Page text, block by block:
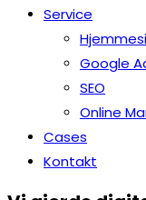
Service
Google
SEO
Online
Cases
Kontakt